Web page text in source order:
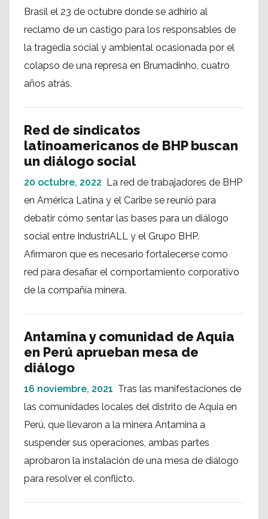
Brasil el 23 de octubre donde se adhirió al
reclamo de un castigo para los responsables de
la tragedia social y ambiental ocasionada por el
colapso de una represa en Brumadinho, cuatro
años atrás.
Red de sindicatos
latinoamericanos de BHP buscan
un diálogo social
20 octubre, 2022 La red de trabajadores de BHP
en América Latina y el Caribe se reunió para
debatir cómo sentar las bases para un diálogo
social entre IndustriALL y el Grupo BHP.
Afirmaron que es necesario fortalecerse como
red para desafiar el comportamiento corporativo
de la compañía minera.
Antamina y comunidad de Aquia
en Perú aprueban mesa de
diálogo
16 noviembre, 2021 Tras las manifestaciones de
las comunidades locales del distrito de Aquia en
Perú, que llevaron a la minera Antamina a
suspender sus operaciones, ambas partes
aprobaron la instalación de una mesa de diálogo
para resolver el conflicto.